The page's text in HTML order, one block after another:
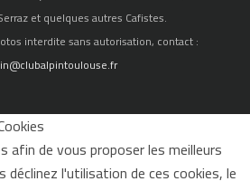
et quelques autres Cafistes.
interdite sans autorisation, contact :
afin de vous proposer les meilleurs
déclinez l'utilisation de ces cookies, le